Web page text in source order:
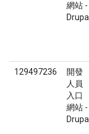
網站 -
Drupal
129497236
開發
人員
入口
網站 -
Drupal